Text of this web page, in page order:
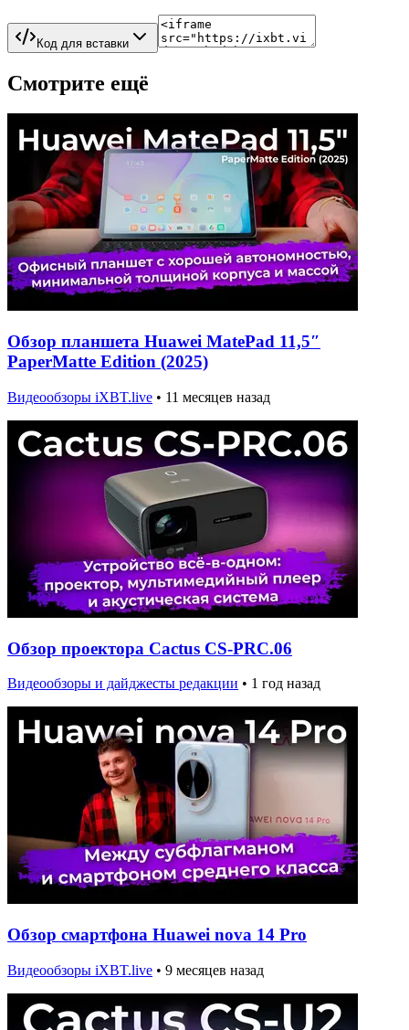
Код для вставки
Смотрите ещё
Обзор планшета Huawei MatePad 11,5″
PaperMatte Edition (2025)
Видеообзоры iXBT.live • 11 месяцев назад
Обзор проектора Cactus CS-PRC.06
Видеообзоры и дайджесты редакции • 1 год назад
Обзор смартфона Huawei nova 14 Pro
Видеообзоры iXBT.live • 9 месяцев назад